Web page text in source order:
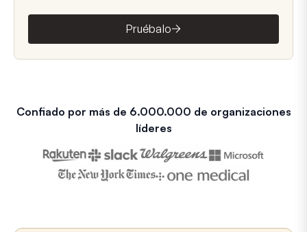
Pruébalo
Confiado por más de 6.000.000 de organizaciones
líderes